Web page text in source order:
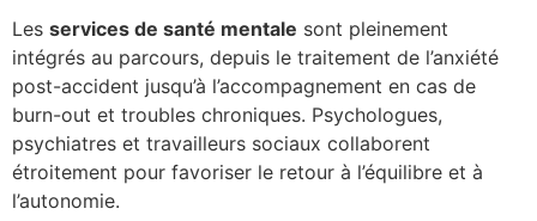
Les services de santé mentale sont pleinement
intégrés au parcours, depuis le traitement de l’anxiété
post-accident jusqu’à l’accompagnement en cas de
burn-out et troubles chroniques. Psychologues,
psychiatres et travailleurs sociaux collaborent
étroitement pour favoriser le retour à l’équilibre et à
l’autonomie.